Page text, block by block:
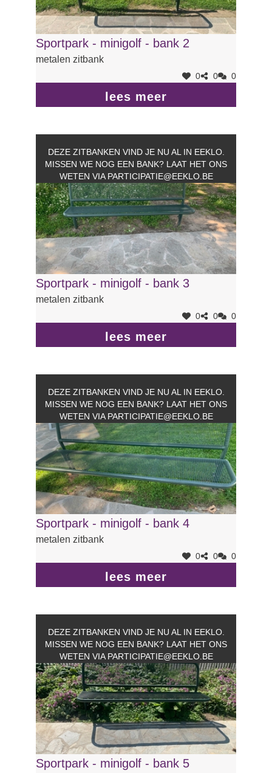
Sportpark - minigolf - bank 2
metalen zitbank
0 0 0
lees meer
DEZE ZITBANKEN VIND JE NU AL IN EEKLO.
MISSEN WE NOG EEN BANK? LAAT HET ONS
WETEN VIA PARTICIPATIE@EEKLO.BE
Sportpark - minigolf - bank 3
metalen zitbank
0 0 0
lees meer
DEZE ZITBANKEN VIND JE NU AL IN EEKLO.
MISSEN WE NOG EEN BANK? LAAT HET ONS
WETEN VIA PARTICIPATIE@EEKLO.BE
Sportpark - minigolf - bank 4
metalen zitbank
0 0 0
lees meer
DEZE ZITBANKEN VIND JE NU AL IN EEKLO.
MISSEN WE NOG EEN BANK? LAAT HET ONS
WETEN VIA PARTICIPATIE@EEKLO.BE
Sportpark - minigolf - bank 5